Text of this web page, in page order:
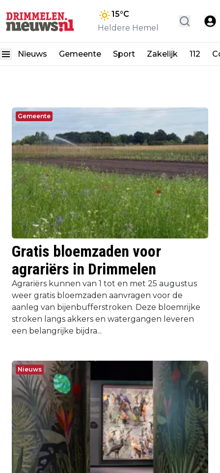
15°C
Heldere Hemel
Nieuws Gemeente Sport Zakelijk 112
Gemeente
Gratis bloemzaden voor
agrariërs in Drimmelen
Agrariërs kunnen van 1 tot en met 25 augustus
weer gratis bloemzaden aanvragen voor de
aanleg van bijenbufferstroken. Deze bloemrijke
stroken langs akkers en watergangen leveren
een belangrijke bijdra...
Nieuws